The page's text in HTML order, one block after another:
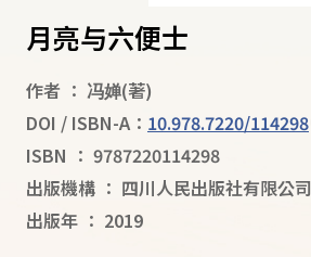
月亮与六便士
作者 ： 冯婵(著)
DOI / ISBN-A： 10.978.7220/114298
ISBN ： 9787220114298
出版機構 ： 四川人民出版社有限公司
出版年 ： 2019